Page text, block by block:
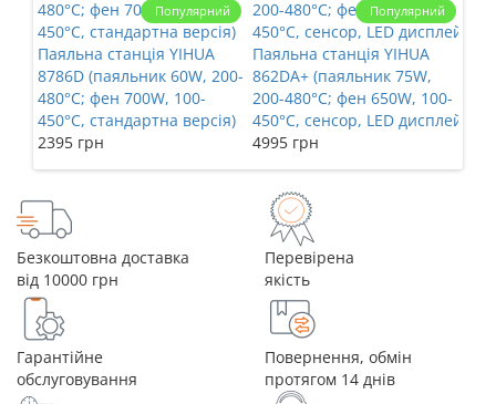
Популярний
Паяльна станція YIHUA
8786D (паяльник 60W, 200-
480°C; фен 700W, 100-
450°C, стандартна версія)
2395 грн
Популярний
Паяльна станція YIHUA
862DA+ (паяльник 75W,
200-480°C; фен 650W, 100-
450°C, сенсор, LED дисплей)
4995 грн
Безкоштовна доставка
від 10000 грн
Перевірена
якість
Гарантійне
обслуговування
Повернення, обмін
протягом 14 днів